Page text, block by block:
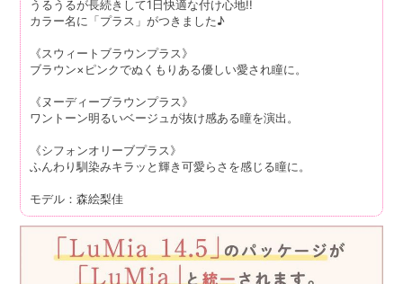
うるうるが長続きして1日快適な付け心地!!
カラー名に「プラス」がつきました♪
《スウィートブラウンプラス》
ブラウン×ピンクでぬくもりある優しい愛され瞳に。
《ヌーディーブラウンプラス》
ワントーン明るいベージュが抜け感ある瞳を演出。
《シフォンオリーブプラス》
ふんわり馴染みキラッと輝き可愛らさを感じる瞳に。
モデル：森絵梨佳